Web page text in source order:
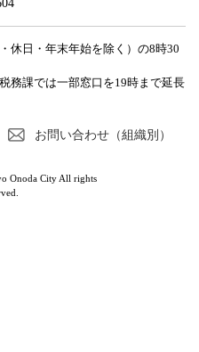
休日・年末年始を除く）の8時30
務課では一部窓口を19時まで延長
お問い合わせ（組織別）
Onoda City All rights